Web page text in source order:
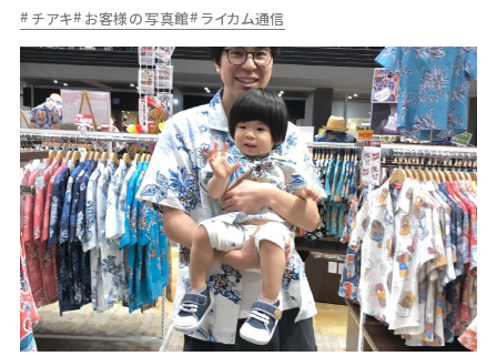
チアキ お客様の写真館 ライカム通信